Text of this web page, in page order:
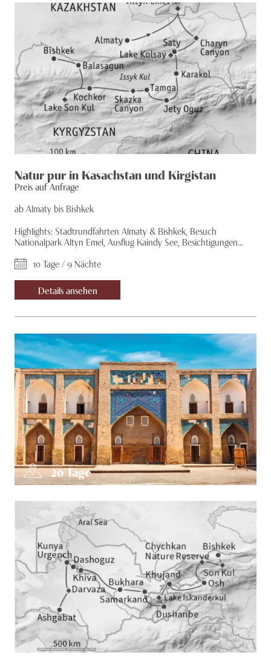
Natur pur in Kasachstan und Kirgistan
Preis auf Anfrage
ab Almaty bis Bishkek
Highlights: Stadtrundfahrten Almaty & Bishkek, Besuch
Nationalpark Altyn Emel, Ausflug Kaindy See, Besichtigungen...
10 Tage / 9 Nächte
Details ansehen
20Tage